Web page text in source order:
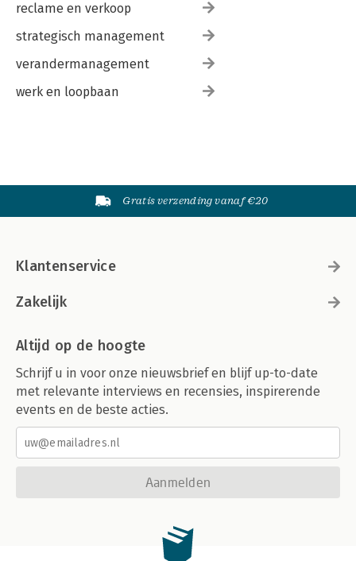
reclame en verkoop
strategisch management
verandermanagement
werk en loopbaan
Gratis verzending vanaf €20
Klantenservice
Zakelijk
Altijd op de hoogte
Schrijf u in voor onze nieuwsbrief en blijf up-to-date
met relevante interviews en recensies, inspirerende
events en de beste acties.
Aanmelden